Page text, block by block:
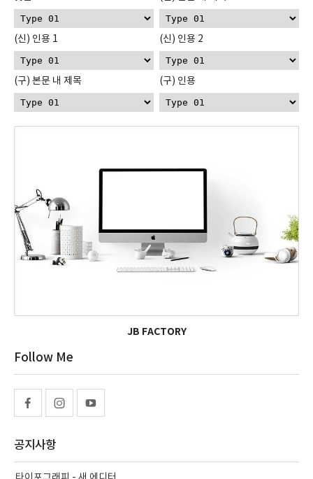
(신) 인용 1 (신) 인용 2
(구) 본문 내 제목 (구) 인용
JB FACTORY
Follow Me
공지사항